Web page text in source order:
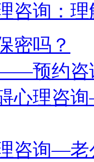
咨询：
密吗？
预约咨
心理咨
咨询—老